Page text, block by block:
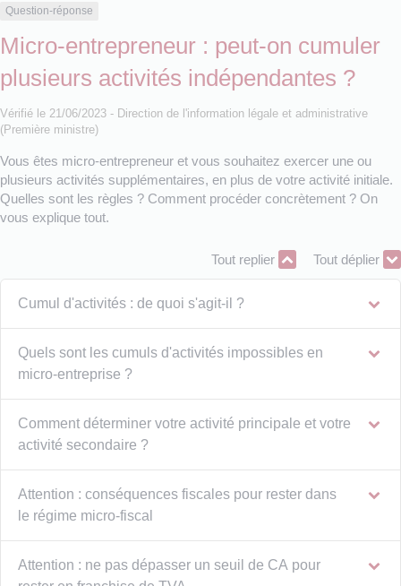
Question-réponse
Micro-entrepreneur : peut-on cumuler
plusieurs activités indépendantes ?
Vérifié le 21/06/2023 - Direction de l'information légale et administrative
(Première ministre)
Vous êtes micro-entrepreneur et vous souhaitez exercer une ou
plusieurs activités supplémentaires, en plus de votre activité initiale.
Quelles sont les règles ? Comment procéder concrètement ? On
vous explique tout.
Tout replier Tout déplier
Cumul d'activités : de quoi s'agit-il ?
Quels sont les cumuls d'activités impossibles en
micro-entreprise ?
Comment déterminer votre activité principale et votre
activité secondaire ?
Attention : conséquences fiscales pour rester dans
le régime micro-fiscal
Attention : ne pas dépasser un seuil de CA pour